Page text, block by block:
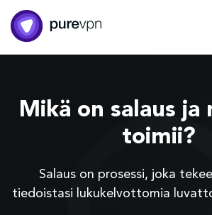
Mikä on salaus ja
toimii?
Salaus on prosessi, joka
tiedoistasi lukukelvottomia